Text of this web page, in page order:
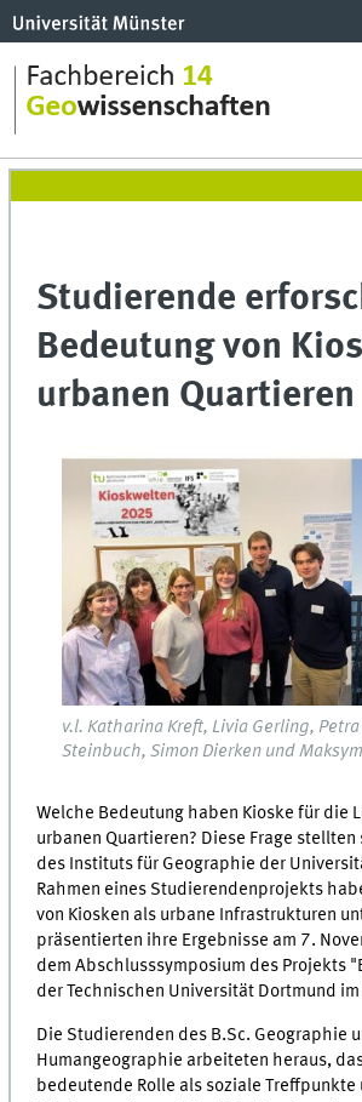
Studierende
Bedeutung von
urbanen Quartieren
v.l. Katharina Kreft, Livia Gerling,
Steinbuch, Simon Dierken und
Welche Bedeutung haben Kioske für die
urbanen Quartieren? Diese Frage
des Instituts für Geographie der
Rahmen eines Studierendenprojekts
von Kiosken als urbane Infrastrukturen
präsentierten ihre Ergebnisse am 7.
dem Abschlusssymposium des Projekts
der Technischen Universität Dortmund
Die Studierenden des B.Sc. Geographie
Humangeographie arbeiteten heraus,
bedeutende Rolle als soziale Treffpunkte